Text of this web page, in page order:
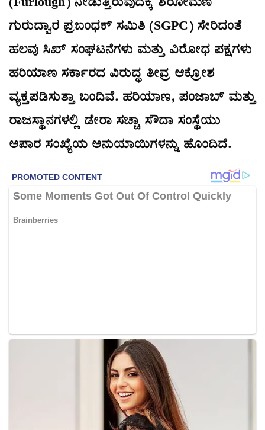
ಗುರುದ್ವಾರ ಪ್ರಬಂಧಕ್ ಸಮಿತಿ (SGPC) ಸೇರಿದಂತೆ
ಹಲವು ಸಿಖ್ ಸಂಘಟನೆಗಳು ಮತ್ತು ವಿರೋಧ ಪಕ್ಷಗಳು
ಹರಿಯಾಣ ಸರ್ಕಾರದ ವಿರುದ್ಧ ತೀವ್ರ ಆಕ್ರೋಶ
ವ್ಯಕ್ತಪಡಿಸುತ್ತಾ ಬಂದಿವೆ. ಹರಿಯಾಣ, ಪಂಜಾಬ್ ಮತ್ತು
ರಾಜಸ್ಥಾನಗಳಲ್ಲಿ ಡೇರಾ ಸಚ್ಚಾ ಸೌದಾ ಸಂಸ್ಥೆಯು
ಅಪಾರ ಸಂಖ್ಯೆಯ ಅನುಯಾಯಿಗಳನ್ನು ಹೊಂದಿದೆ.